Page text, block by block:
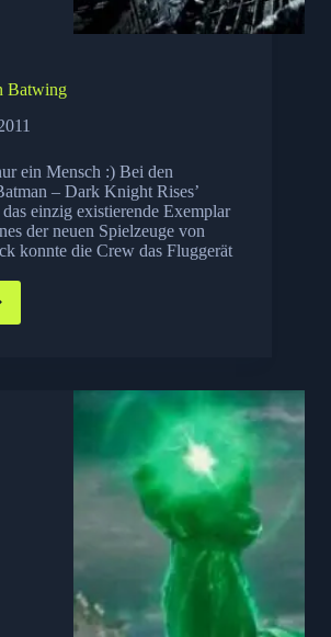
Batwing
ein Mensch :) Bei den
– Dark Knight Rises’
einzig existierende Exemplar
der neuen Spielzeuge von
konnte die Crew das Fluggerät